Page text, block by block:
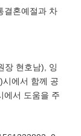
결혼예절과 차
장 현호남), 잉
에서 함께 공
에서 도움을 주